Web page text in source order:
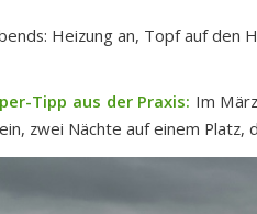
Heizung an, Topf auf den
Tipp aus der Praxis: Im
zwei Nächte auf einem